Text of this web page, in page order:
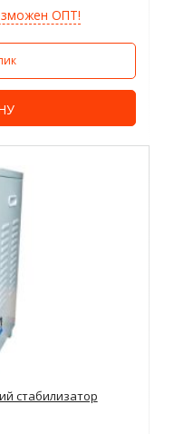
ОПТ!
стабилизатор